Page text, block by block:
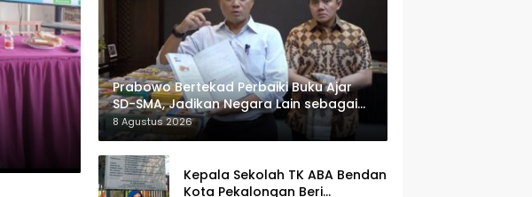
Prabowo Bertekad Perbaiki Buku Ajar
SD-SMA, Jadikan Negara Lain sebagai
Referensi
8 Agustus 2026
Kepala Sekolah TK ABA Bendan
Kota Pekalongan Beri